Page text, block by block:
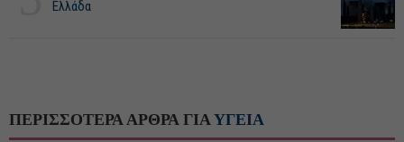
Ελλάδα
ΠΕΡΙΣΣΟΤΕΡΑ ΑΡΘΡΑ ΓΙΑΥΓΕΙΑ